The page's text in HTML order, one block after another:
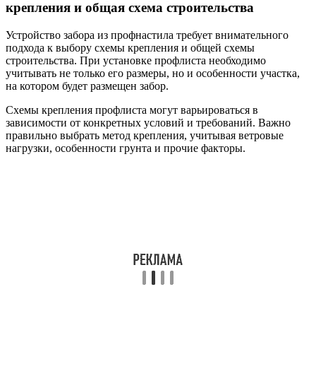
крепления и общая схема строительства
Устройство забора из профнастила требует внимательного
подхода к выбору схемы крепления и общей схемы
строительства. При установке профлиста необходимо
учитывать не только его размеры, но и особенности участка,
на котором будет размещен забор.
Схемы крепления профлиста могут варьироваться в
зависимости от конкретных условий и требований. Важно
правильно выбрать метод крепления, учитывая ветровые
нагрузки, особенности грунта и прочие факторы.